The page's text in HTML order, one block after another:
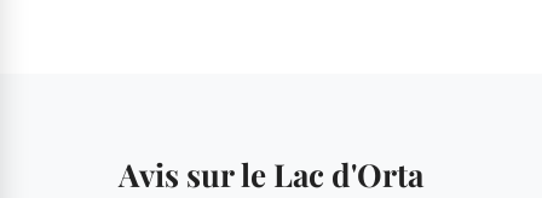
Avis sur le Lac d'Orta